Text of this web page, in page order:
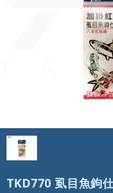
TKD770 虱目魚鉤